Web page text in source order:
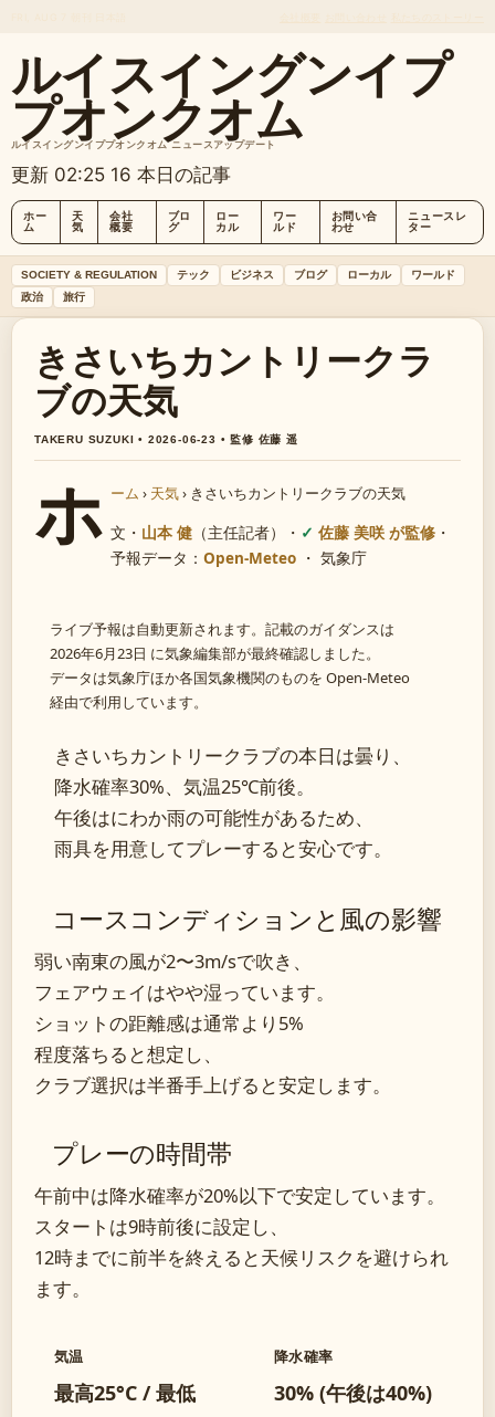
ルイスイングンイプ
プオンクオム
ルイスイングンイププオンクオム ニュースアップデート
更新 02:25 16 本日の記事
ホー
ム
天
気
会社
概要
ブロ
グ
ロー
カル
ワー
ルド
お問い合
わせ
ニュースレ
ター
SOCIETY & REGULATION テック ビジネス ブログ ローカル
ワールド
政治
旅行
きさいちカントリークラ
ブの天気
TAKERU SUZUKI • 2026-06-23 • 監修 佐藤 遥
ホ ーム › 天気› きさいちカントリークラブの天気
文・ 山本 健 （主任記者） ・ 佐藤 美咲 が監修 ・
予報データ： Open-Meteo ・ 気象庁
ライブ予報は自動更新されます。記載のガイダンスは
2026年6月23日 に気象編集部が最終確認しました。
データは気象庁ほか各国気象機関のものを Open-Meteo
経由で利用しています。
きさいちカントリークラブの本日は曇り、
降水確率30%、気温25℃前後。
午後はにわか雨の可能性があるため、
雨具を用意してプレーすると安心です。
コースコンディションと風の影響
弱い南東の風が2〜3m/sで吹き、
フェアウェイはやや湿っています。
ショットの距離感は通常より5%
程度落ちると想定し、
クラブ選択は半番手上げると安定します。
プレーの時間帯
午前中は降水確率が20%以下で安定しています。
スタートは9時前後に設定し、
12時までに前半を終えると天候リスクを避けられ
ます。
気温
最高25°C / 最低
降水確率
30% (午後は40%)